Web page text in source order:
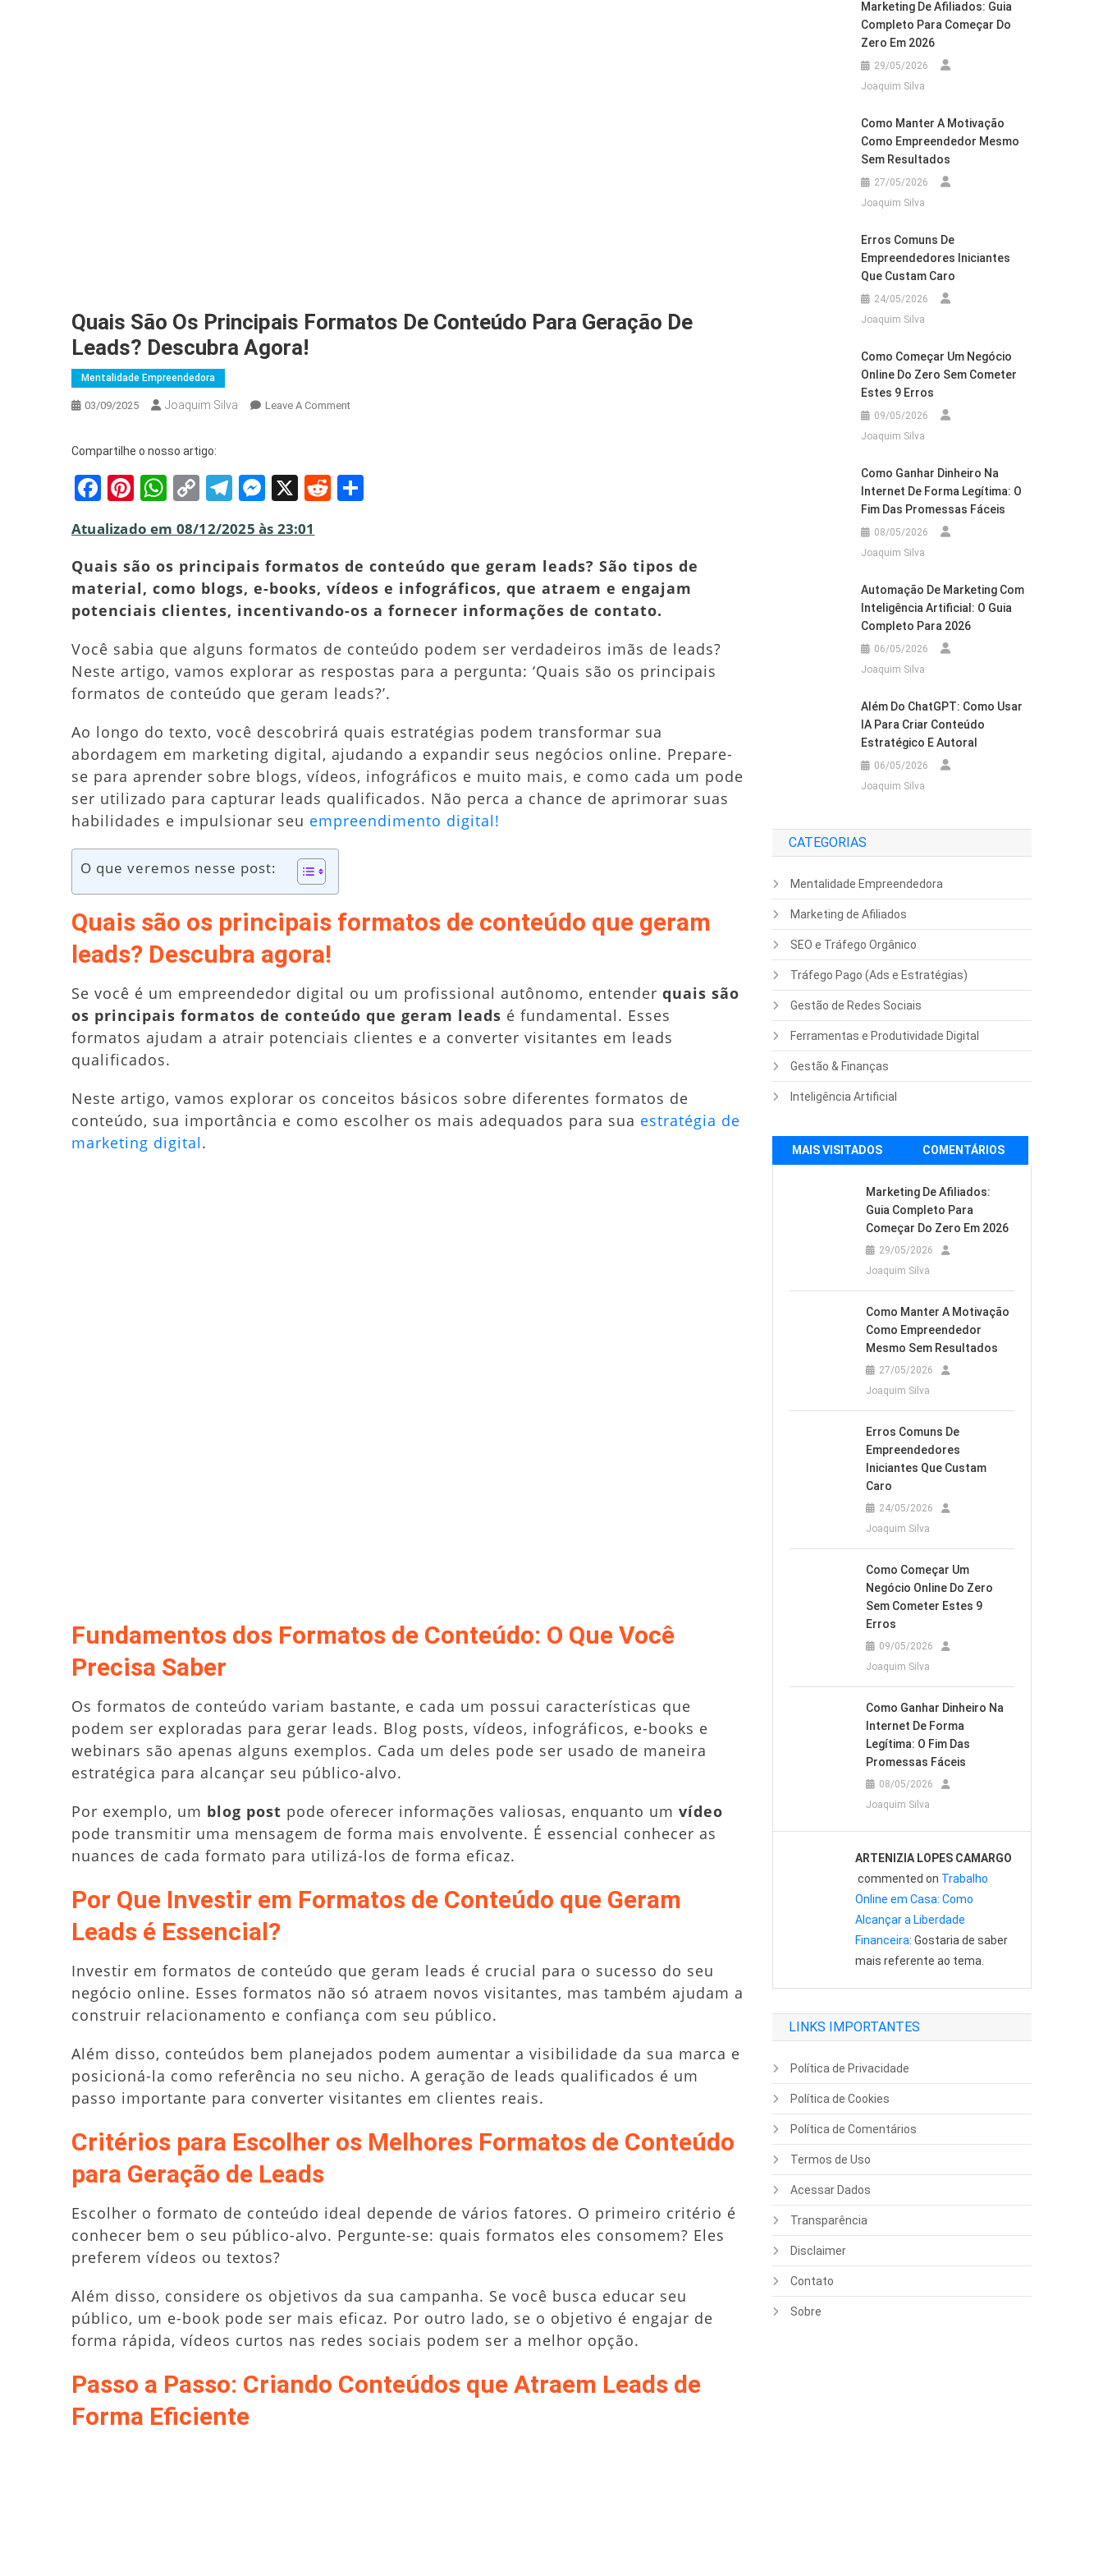
Quais São Os Principais Formatos De Conteúdo Para Geração De
Leads? Descubra Agora!
Mentalidade Empreendedora
03/09/2025 Joaquim Silva Leave A CommentOn
Principais
Formatos
Geração
De
Leads?
Agora!
Compartilhe o nosso artigo:
Facebook
Pinterest
WhatsApp
CopyTelegram
Messenger
X Reddit
Atualizado em 08/12/2025 às 23:01
Quais são os principais formatos de conteúdo que geram leads? São tipos de
material, como blogs, e-books, vídeos e infográficos, que atraem e engajam
potenciais clientes, incentivando-os a fornecer informações de contato.
Você sabia que alguns formatos de conteúdo podem ser verdadeiros imãs de leads?
Neste artigo, vamos explorar as respostas para a pergunta: ‘Quais são os principais
formatos de conteúdo que geram leads?’.
Ao longo do texto, você descobrirá quais estratégias podem transformar sua
abordagem em marketing digital, ajudando a expandir seus negócios online. Prepare-
se para aprender sobre blogs, vídeos, infográficos e muito mais, e como cada um pode
ser utilizado para capturar leads qualificados. Não perca a chance de aprimorar suas
habilidades e impulsionar seu empreendimento digital!
O que veremos nesse post:
Quais são os principais formatos de conteúdo que geram
leads? Descubra agora!
Se você é um empreendedor digital ou um profissional autônomo, entender quais são
os principais formatos de conteúdo que geram leads é fundamental. Esses
formatos ajudam a atrair potenciais clientes e a converter visitantes em leads
qualificados.
Neste artigo, vamos explorar os conceitos básicos sobre diferentes formatos de
conteúdo, sua importância e como escolher os mais adequados para sua estratégia de
marketing digital.
Fundamentos dos Formatos de Conteúdo: O Que Você
Precisa Saber
Os formatos de conteúdo variam bastante, e cada um possui características que
podem ser exploradas para gerar leads. Blog posts, vídeos, infográficos, e-books e
webinars são apenas alguns exemplos. Cada um deles pode ser usado de maneira
estratégica para alcançar seu público-alvo.
Por exemplo, um blog post pode oferecer informações valiosas, enquanto um vídeo
pode transmitir uma mensagem de forma mais envolvente. É essencial conhecer as
nuances de cada formato para utilizá-los de forma eficaz.
Por Que Investir em Formatos de Conteúdo que Geram
Leads é Essencial?
Investir em formatos de conteúdo que geram leads é crucial para o sucesso do seu
negócio online. Esses formatos não só atraem novos visitantes, mas também ajudam a
construir relacionamento e confiança com seu público.
Além disso, conteúdos bem planejados podem aumentar a visibilidade da sua marca e
posicioná-la como referência no seu nicho. A geração de leads qualificados é um
passo importante para converter visitantes em clientes reais.
Critérios para Escolher os Melhores Formatos de Conteúdo
para Geração de Leads
Escolher o formato de conteúdo ideal depende de vários fatores. O primeiro critério é
conhecer bem o seu público-alvo. Pergunte-se: quais formatos eles consomem? Eles
preferem vídeos ou textos?
Além disso, considere os objetivos da sua campanha. Se você busca educar seu
público, um e-book pode ser mais eficaz. Por outro lado, se o objetivo é engajar de
forma rápida, vídeos curtos nas redes sociais podem ser a melhor opção.
Passo a Passo: Criando Conteúdos que Atraem Leads de
Forma Eficiente
Marketing De Afiliados: Guia
Completo Para Começar Do
Zero Em 2026
29/05/2026
Joaquim Silva
Como Manter A Motivação
Como Empreendedor Mesmo
Sem Resultados
27/05/2026
Joaquim Silva
Erros Comuns De
Empreendedores Iniciantes
Que Custam Caro
24/05/2026
Joaquim Silva
Como Começar Um Negócio
Online Do Zero Sem Cometer
Estes 9 Erros
09/05/2026
Joaquim Silva
Como Ganhar Dinheiro Na
Internet De Forma Legítima: O
Fim Das Promessas Fáceis
08/05/2026
Joaquim Silva
Automação De Marketing Com
Inteligência Artificial: O Guia
Completo Para 2026
06/05/2026
Joaquim Silva
Além Do ChatGPT: Como Usar
IA Para Criar Conteúdo
Estratégico E Autoral
06/05/2026
Joaquim Silva
CATEGORIAS
Mentalidade Empreendedora
Marketing de Afiliados
SEO e Tráfego Orgânico
Tráfego Pago (Ads e Estratégias)
Gestão de Redes Sociais
Ferramentas e Produtividade Digital
Gestão & Finanças
Inteligência Artificial
MAIS VISITADOS COMENTÁRIOS
Marketing De Afiliados:
Guia Completo Para
Começar Do Zero Em 2026
29/05/2026
Joaquim Silva
Como Manter A Motivação
Como Empreendedor
Mesmo Sem Resultados
27/05/2026
Joaquim Silva
Erros Comuns De
Empreendedores
Iniciantes Que Custam
Caro
24/05/2026
Joaquim Silva
Como Começar Um
Negócio Online Do Zero
Sem Cometer Estes 9
Erros
09/05/2026
Joaquim Silva
Como Ganhar Dinheiro Na
Internet De Forma
Legítima: O Fim Das
Promessas Fáceis
08/05/2026
Joaquim Silva
ARTENIZIA LOPES CAMARGO
commented on Trabalho
Online em Casa: Como
Alcançar a Liberdade
Financeira: Gostaria de saber
mais referente ao tema.
LINKS IMPORTANTES
Política de Privacidade
Política de Cookies
Política de Comentários
Termos de Uso
Acessar Dados
Transparência
Disclaimer
Contato
Sobre